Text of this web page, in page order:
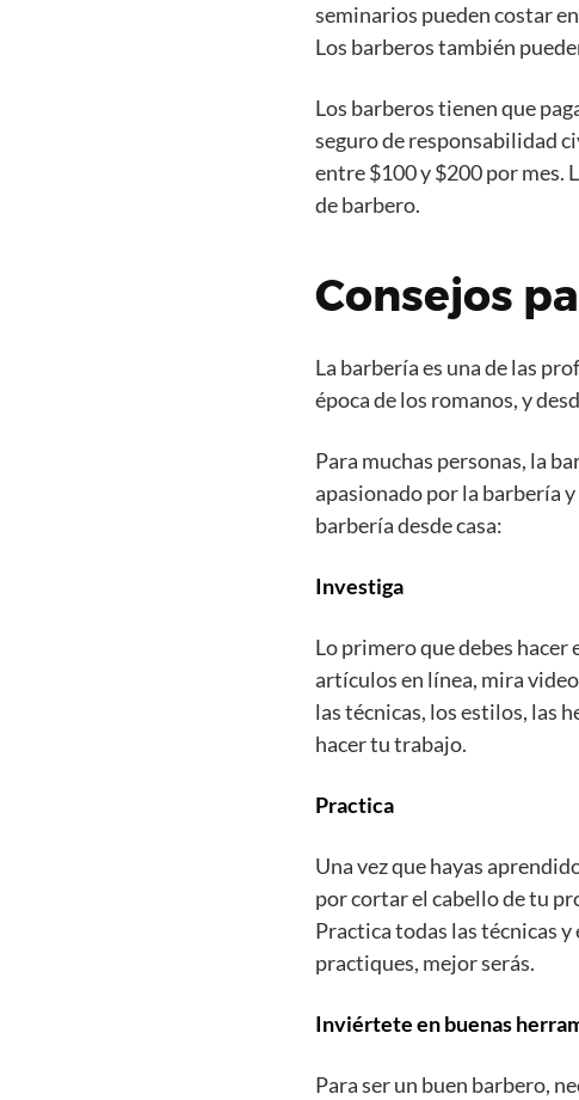
seminarios pueden costar
Los barberos también
Los barberos tienen que
seguro de responsabilidad
entre $100 y $200 por mes.
de barbero.
Consejos
La barbería es una de las
época de los romanos, y
Para muchas personas, la
apasionado por la barbería
barbería desde casa:
Investiga
Lo primero que debes
artículos en línea, mira
las técnicas, los estilos, las
hacer tu trabajo.
Practica
Una vez que hayas
por cortar el cabello de tu
Practica todas las técnicas
practiques, mejor serás.
Inviértete en buenas
Para ser un buen barbero,